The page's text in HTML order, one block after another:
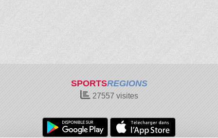
SPORTSREGIONS
27557 visites